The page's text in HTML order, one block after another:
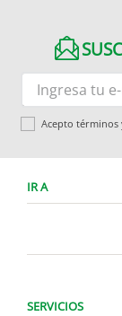
Acepto términos
IR A
SERVICIOS